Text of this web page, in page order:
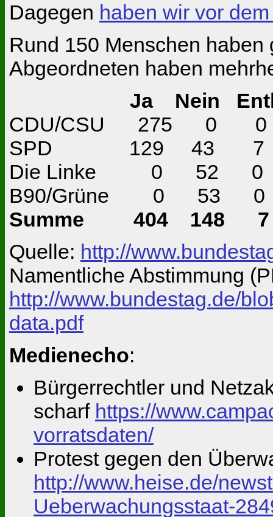
Dagegen haben wir vor
Rund 150 Menschen haben
Abgeordneten haben
Ja Nein Enth.
CDU/CSU
SPD 129
Die Linke 0
B90/Grüne
Summe 404
Quelle: http://
Namentliche Abstimmung
http://www.bundestag.de/
data.pdf
Medienecho:
Bürgerrechtler und
scharf https://
vorratsdaten/
Protest gegen den
http://www.heise.de/
Ueberwachungsstaat-